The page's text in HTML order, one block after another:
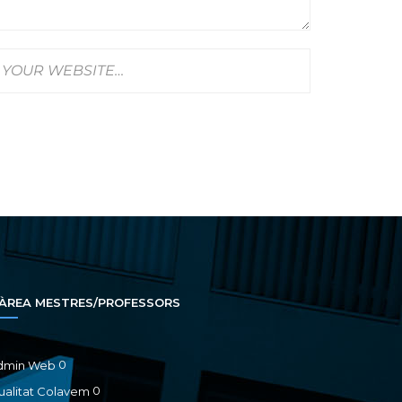
MESTRES/PROFESSORS
Web0
Colavem 0